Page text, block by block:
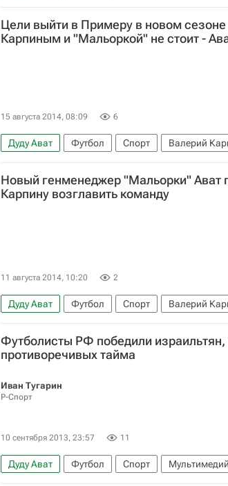
Цели выйти в Примеру в новом
Карпиным и "Мальоркой" не стоит -
15 августа 2014, 08:09 6
Дуду Ават Футбол Спорт Валерий
Мальорка
Новый генменеджер "Мальорки" Ават
Карпину возглавить команду
11 августа 2014, 10:20 2
Дуду Ават Футбол Спорт Валерий
Футболисты РФ победили израильтян,
противоречивых тайма
Иван Тугарин
Р-Спорт
10 сентября 2013, 23:57 11
Дуду Ават Футбол Спорт